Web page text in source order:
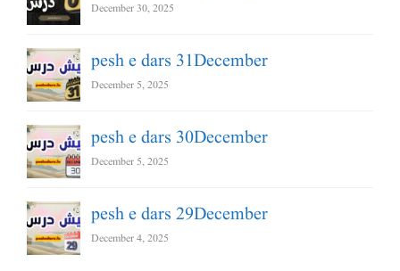
December 30, 2025
pesh e dars 31December
December 5, 2025
pesh e dars 30December
December 5, 2025
pesh e dars 29December
December 4, 2025